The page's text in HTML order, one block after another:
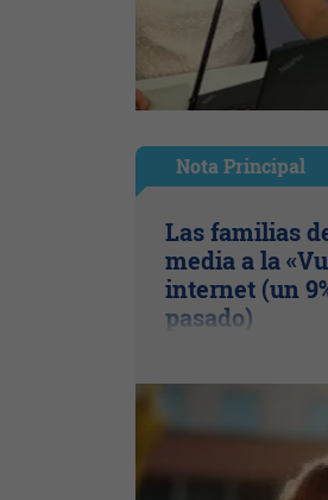
Nota Principal
Las familias
media a la
internet (un
pasado)